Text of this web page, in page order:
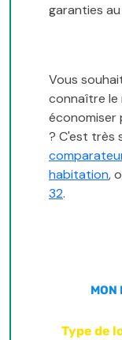
garanties
Vous
connaître le
économiser
? C'est très
habitation,
32.